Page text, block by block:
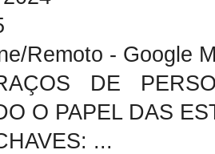
Remoto - Google
DE
O PAPEL DAS
...